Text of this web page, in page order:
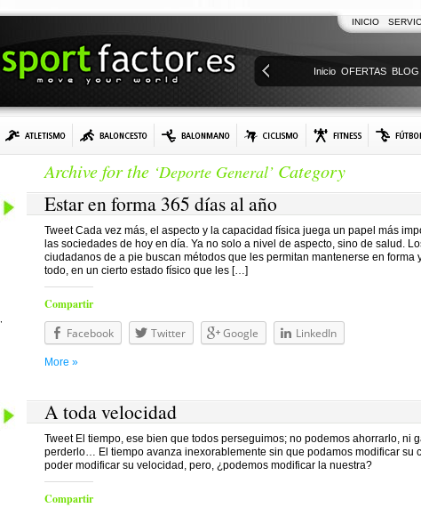
INICIO
Inicio OFERTAS BLOG
Archive for the ‘Deporte General’ Category
Estar en forma 365 días al año
Tweet Cada vez más, el aspecto y la capacidad física juega un papel más
las sociedades de hoy en día. Ya no solo a nivel de aspecto, sino de salud.
ciudadanos de a pie buscan métodos que les permitan mantenerse en forma
todo, en un cierto estado físico que les […]
Compartir
Facebook
Twitter Google LinkedIn
More »
A toda velocidad
Tweet El tiempo, ese bien que todos perseguimos; no podemos ahorrarlo, ni
perderlo… El tiempo avanza inexorablemente sin que podamos modificar su
poder modificar su velocidad, pero, ¿podemos modificar la nuestra?
Compartir